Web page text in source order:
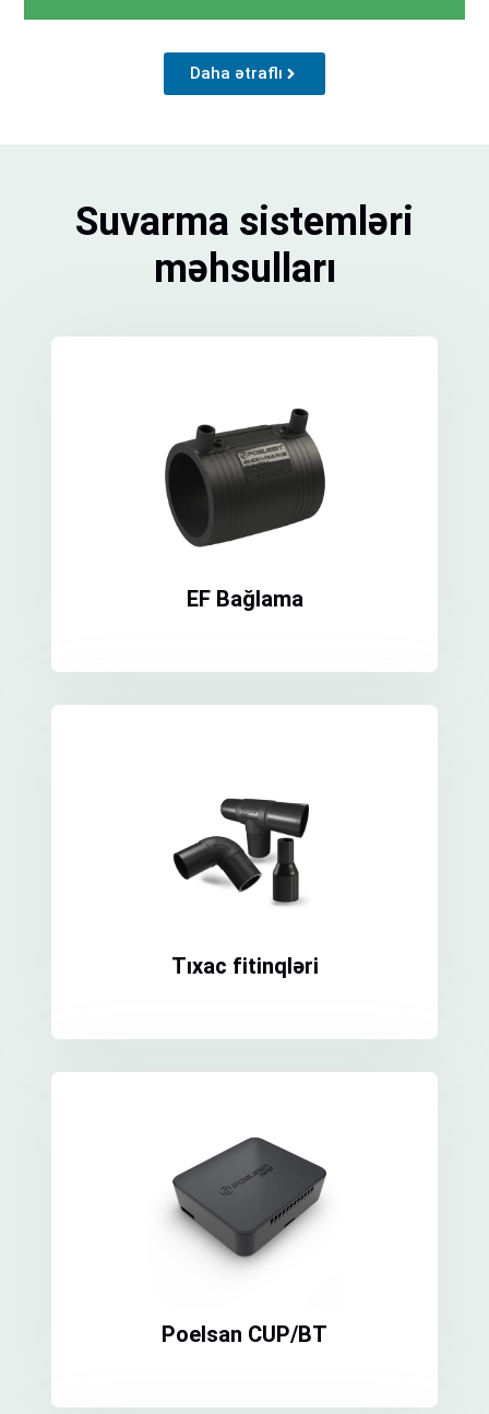
Daha ətraflı
Suvarma sistemləri
məhsulları
EF Bağlama
Tıxac fitinqləri
Poelsan CUP/BT